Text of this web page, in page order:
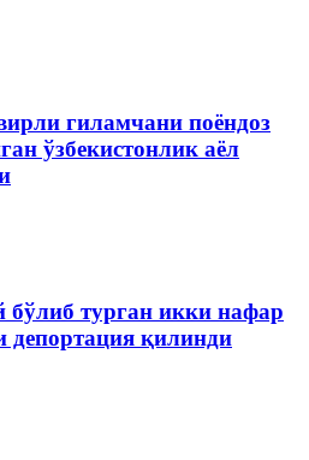
гиламчани поёндоз
ўзбекистонлик аёл
бўлиб турган икки нафар
депортация қилинди